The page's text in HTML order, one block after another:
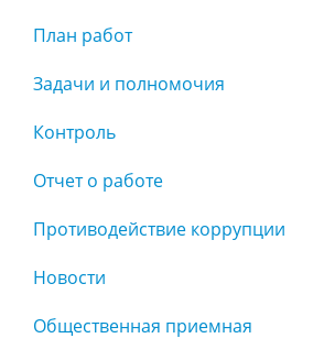
План работ
Задачи и полномочия
Контроль
Отчет о работе
Противодействие коррупции
Новости
Общественная приемная